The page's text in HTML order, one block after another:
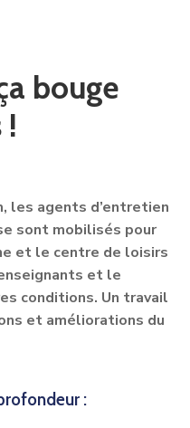
bouge
!
les agents d’entretien
sont mobilisés pour
et le centre de loisirs
et le
conditions. Un travail
et améliorations du
: